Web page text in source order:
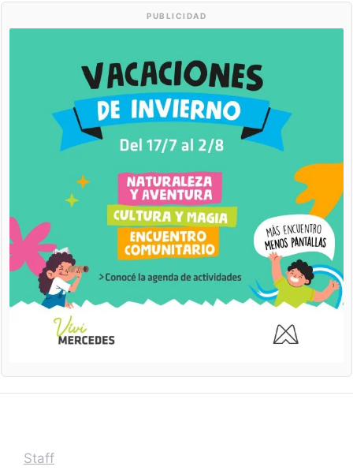
PUBLICIDAD
Staff